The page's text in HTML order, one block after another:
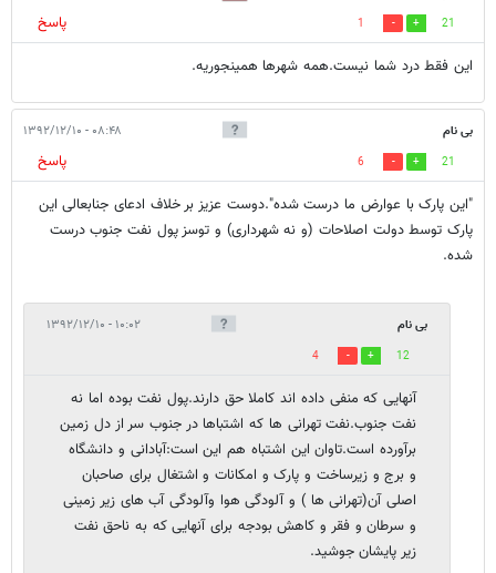
21
1
پاسخ
این فقط درد شما نیست.همه شهرها همینجوریه.
بی نام ۰۸:۴۸ - ۱۳۹۲/۱۲/۱۰
21
6
پاسخ
"این پارک با عوارض ما درست شده".دوست عزیز بر خلاف ادعای جنابعالی این
پارک توسط دولت اصلاحات (و نه شهرداری) و توسز پول نفت جنوب درست
شده.
بی نام ۱۰:۰۲ - ۱۳۹۲/۱۲/۱۰
12
4
آنهایی که منفی داده اند کاملا حق دارند.پول نفت بوده اما نه
نفت جنوب.نفت تهرانی ها که اشتباها در جنوب سر از دل زمین
برآورده است.تاوان این اشتباه هم این است:آبادانی و دانشگاه
و برج و زیرساخت و پارک و امکانات و اشتغال برای صاحبان
اصلی آن(تهرانی ها ) و آلودگی هوا وآلودگی آب های زیر زمینی
و سرطان و فقر و کاهش بودجه برای آنهایی که به ناحق نفت
زیر پایشان جوشید.